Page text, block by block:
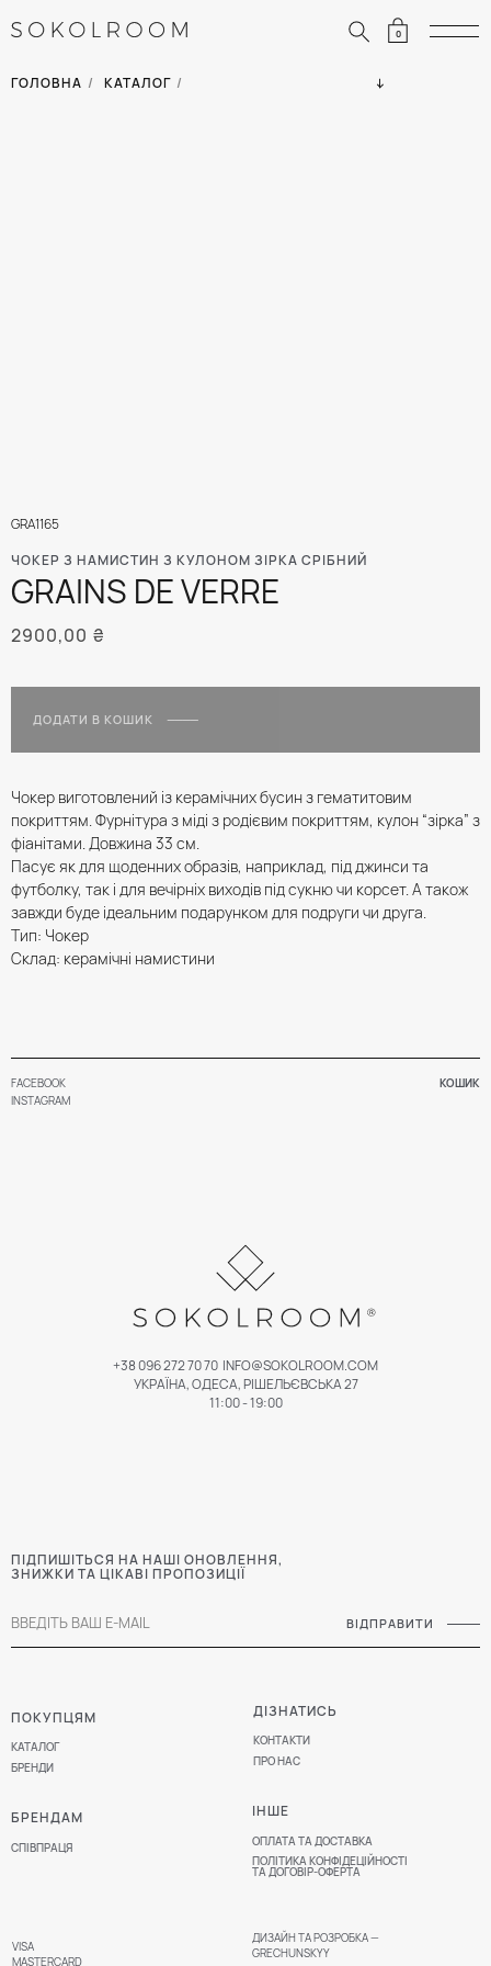
0
ГОЛОВНА / КАТАЛОГ /
ЧОКЕР З НАМИСТИН З КУЛОНОМ ЗІРКА СРІБНИЙ
GRAINS DE VERRE
GRA1165
2900,00 ₴
ДОДАТИ В КОШИК
Чокер виготовлений із керамічних бусин з гематитовим
покриттям. Фурнітура з міді з родієвим покриттям, кулон “зірка” з
фіанітами. Довжина 33 см.
Пасує як для щоденних образів, наприклад, під джинси та
футболку, так і для вечірніх виходів під сукню чи корсет. А також
завжди буде ідеальним подарунком для подруги чи друга.
Тип: Чокер
Склад: керамічні намистини
FACEBOOK КОШИК
ВІДПРАВИТИ
ПІДПИШІТЬСЯ НА НАШІ ОНОВЛЕННЯ,
ЗНИЖКИ ТА ЦІКАВІ ПРОПОЗИЦІЇ
СПІВПРАЦЯ
БРЕНДАМ
ПРО НАС
ДІЗНАТИСЬ
КОНТАКТИ
ОПЛАТА ТА ДОСТАВКА
ПОЛІТИКА КОНФІДЕЦІЙНОСТІ
ТА ДОГОВІР-ОФЕРТА
ІНШЕ
КАТАЛОГ
БРЕНДИ
ПОКУПЦЯМ
+38 096 272 70 70 INFO@SOKOLROOM.COM
УКРАЇНА, ОДЕСА, РІШЕЛЬЄВСЬКА 27
11:00 - 19:00
VISA
ДИЗАЙН ТА РОЗРОБКА —
GRECHUNSKYY
INSTAGRAM
MASTERCARD